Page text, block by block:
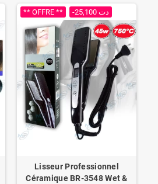
** OFFRE ** -25,100 دت
Lisseur Professionnel
Céramique BR-3548 Wet &